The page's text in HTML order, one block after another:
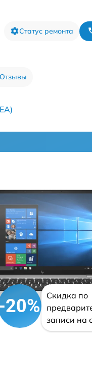
Статус ремонта
Отзывы
20%
Скидка по
записи на